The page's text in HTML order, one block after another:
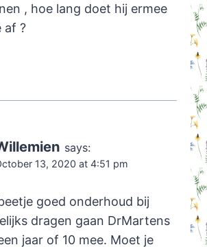
, hoe lang doet hij ermee
af ?
says:
13, 2020 at 4:51 pm
goed onderhoud bij
dragen gaan DrMartens
jaar of 10 mee. Moet je